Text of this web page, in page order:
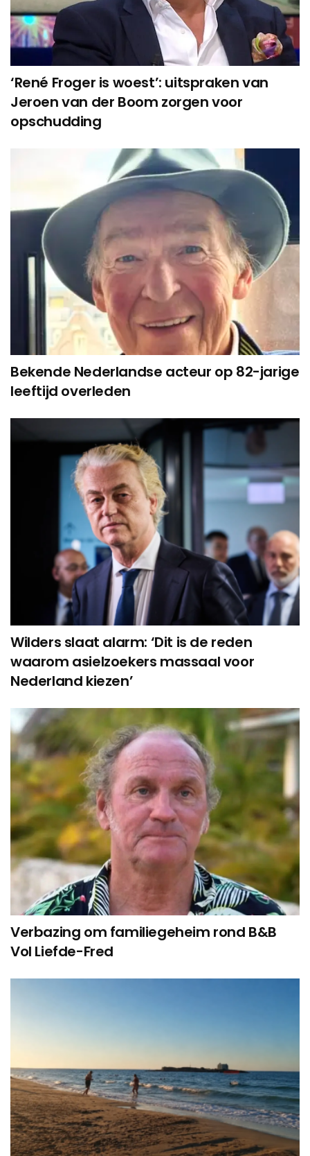
‘René Froger is woest’: uitspraken van
Jeroen van der Boom zorgen voor
opschudding
Bekende Nederlandse acteur op 82-jarige
leeftijd overleden
Wilders slaat alarm: ‘Dit is de reden
waarom asielzoekers massaal voor
Nederland kiezen’
Verbazing om familiegeheim rond B&B
Vol Liefde-Fred